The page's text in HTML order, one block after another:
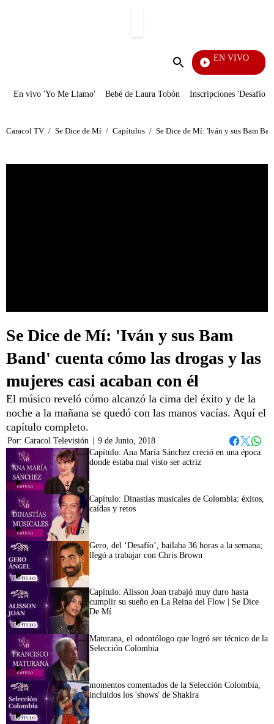
Enviar
EN VIVO
Día A
En vivo 'Yo Me Llamo' Bebé de Laura Tobón Inscripciones 'Desafío'
Caracol TV / Se Dice de Mí / Capítulos / Se Dice de Mí: 'Iván y sus Bam
Se Dice de Mí: 'Iván y sus Bam
Band' cuenta cómo las drogas y las
mujeres casi acaban con él
El músico reveló cómo alcanzó la cima del éxito y de la
noche a la mañana se quedó con las manos vacías. Aquí el
capítulo completo.
Por: Caracol Televisión
9 de Junio, 2018
Facebook
Twitter
42:48
Capítulo: Ana María Sánchez creció en una época
donde estaba mal visto ser actriz
41:45
Capítulo: Dinastías musicales de Colombia: éxitos,
caídas y retos
Gero, del ‘Desafío’, bailaba 36 horas a la semana;
llegó a trabajar con Chris Brown
Capítulo: Alisson Joan trabajó muy duro hasta
cumplir su sueño en La Reina del Flow | Se Dice
De Mí
Maturana, el odontólogo que logró ser técnico de la
Selección Colombia
momentos comentados de la Selección Colombia,
incluidos los 'shows' de Shakira